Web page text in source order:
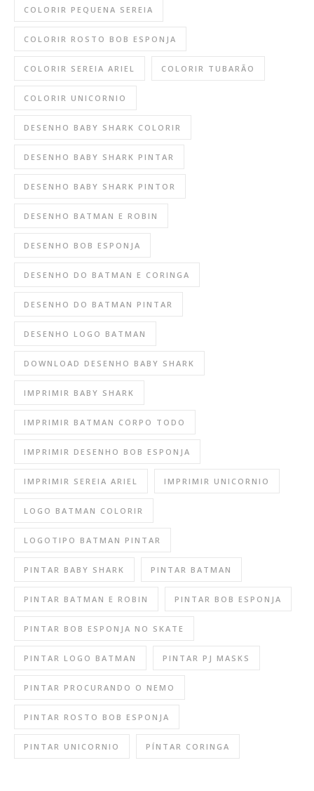
COLORIR PEQUENA SEREIA
COLORIR ROSTO BOB ESPONJA
COLORIR SEREIA ARIEL COLORIR TUBARÃO
COLORIR UNICORNIO
DESENHO BABY SHARK COLORIR
DESENHO BABY SHARK PINTAR
DESENHO BABY SHARK PINTOR
DESENHO BATMAN E ROBIN
DESENHO BOB ESPONJA
DESENHO DO BATMAN E CORINGA
DESENHO DO BATMAN PINTAR
DESENHO LOGO BATMAN
DOWNLOAD DESENHO BABY SHARK
IMPRIMIR BABY SHARK
IMPRIMIR BATMAN CORPO TODO
IMPRIMIR DESENHO BOB ESPONJA
IMPRIMIR SEREIA ARIEL IMPRIMIR UNICORNIO
LOGO BATMAN COLORIR
LOGOTIPO BATMAN PINTAR
PINTAR BABY SHARK PINTAR BATMAN
PINTAR BATMAN E ROBIN PINTAR BOB ESPONJA
PINTAR BOB ESPONJA NO SKATE
PINTAR LOGO BATMAN PINTAR PJ MASKS
PINTAR PROCURANDO O NEMO
PINTAR ROSTO BOB ESPONJA
PINTAR UNICORNIO PÍNTAR CORINGA